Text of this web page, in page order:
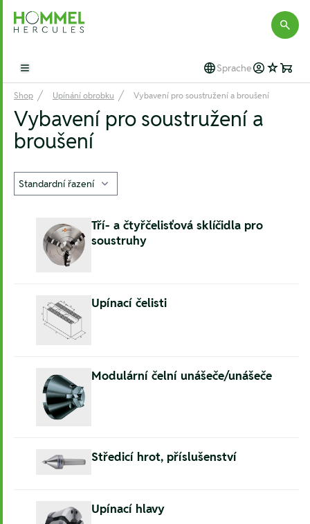
Hommel Hercules
Open main menu Sprache
Shop Upínání obrobku Vybavení pro soustružení a broušení
Vybavení pro soustružení a
broušení
Tří- a čtyřčelisťová sklíčidla pro
soustruhy
Upínací čelisti
Modulární čelní unášeče/unášeče
Středicí hrot, příslušenství
Upínací hlavy